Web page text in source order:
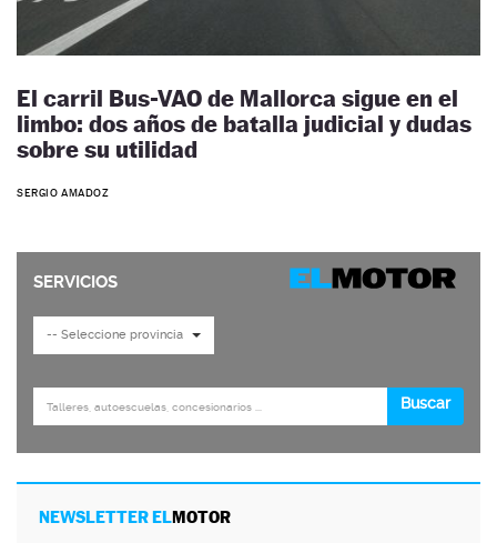
El carril Bus-VAO de Mallorca sigue en el
limbo: dos años de batalla judicial y dudas
sobre su utilidad
SERGIO AMADOZ
NEWSLETTER ELMOTOR